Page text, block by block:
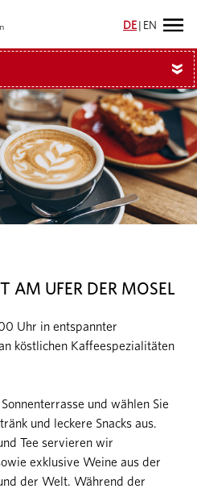
DE EN
»
AM UFER DER MOSEL
Uhr in entspannter
köstlichen Kaffeespezialitäten
und wählen Sie
und leckere Snacks aus.
Tee servieren wir
exklusive Weine aus der
der Welt. Während der